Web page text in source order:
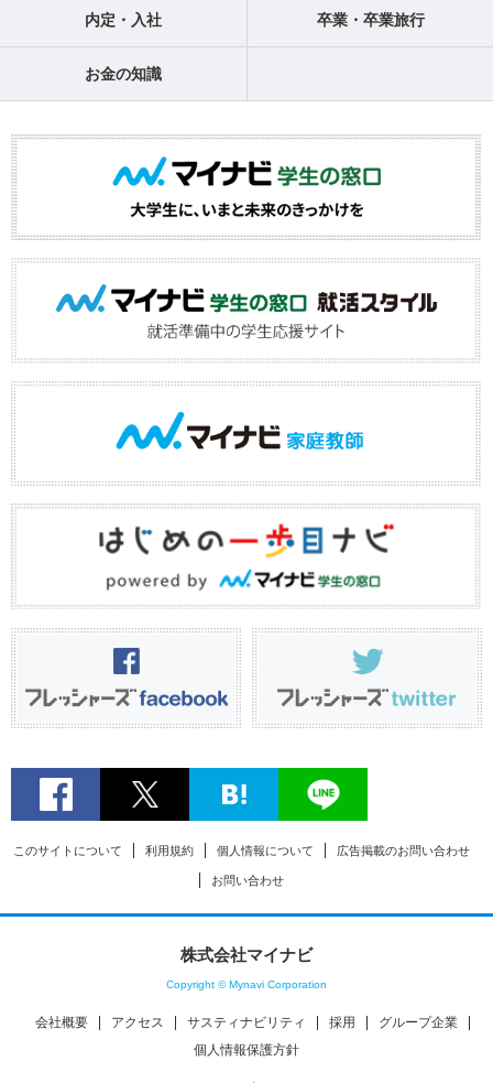
内定・入社 卒業・卒業旅行
お金の知識
このサイトについて 利用規約 個人情報について 広告掲載のお問い合わせ
お問い合わせ
株式会社マイナビ
Copyright © Mynavi Corporation
会社概要 アクセス サスティナビリティ 採用
グループ企業
個人情報保護方針